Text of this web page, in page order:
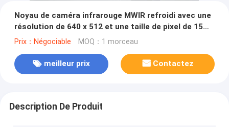
Noyau de caméra infrarouge MWIR refroidi avec une
résolution de 640 x 512 et une taille de pixel de 15
μm pour un fonctionnement à haute température
Prix：Négociable MOQ：1 morceau
meilleur prix Contactez
Description De Produit